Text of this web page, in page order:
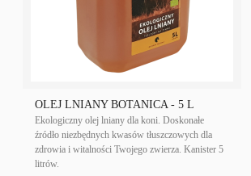
OLEJ LNIANY BOTANICA - 5 L
Ekologiczny olej lniany dla koni. Doskonałe
źródło niezbędnych kwasów tłuszczowych dla
zdrowia i witalności Twojego zwierza. Kanister 5
litrów.